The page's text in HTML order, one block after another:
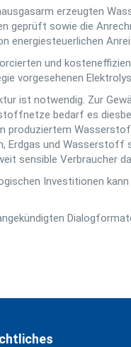
erzeugten
geprüft sowie die
energiesteuerlichen
und
vorgesehenen
ist notwendig. Zur
bedarf es
produziertem
Erdgas und
sensible Verbraucher
Investitionen